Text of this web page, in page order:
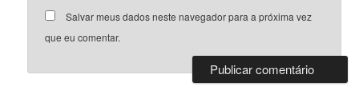
Salvar meus dados neste navegador para a próxima vez
que eu comentar.